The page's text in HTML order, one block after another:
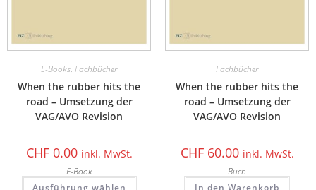
E-Books, Fachbücher
When the rubber hits the
road – Umsetzung der
VAG/AVO Revision
CHF0.00 inkl. MwSt.
E-Book
Ausführung wählen
Fachbücher
When the rubber hits the
road – Umsetzung der
VAG/AVO Revision
CHF60.00 inkl. MwSt.
Buch
In den Warenkorb